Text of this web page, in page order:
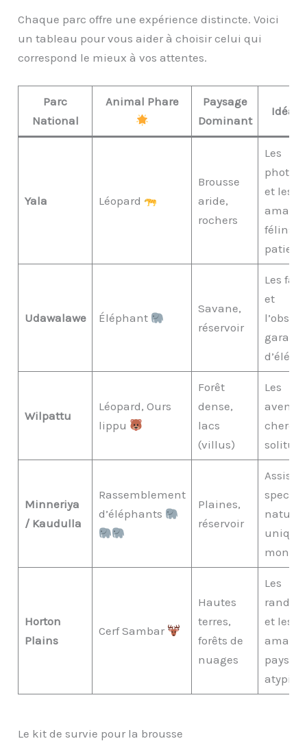
Chaque parc offre une expérience distincte. Voici
un tableau pour vous aider à choisir celui qui
correspond le mieux à vos attentes.
Parc
National
Animal Phare
Paysage
Dominant
Idéal
Yala Léopard
Brousse
aride,
rochers
Les
et les
félins
Udawalawe Éléphant
Savane,
réservoir
Les
et
Wilpattu
Léopard, Ours
lippu
Forêt
dense,
lacs
(villus)
Les
solitude
Minneriya
/ Kaudulla
Rassemblement
d’éléphants
Plaines,
réservoir
naturel
unique
monde
Horton
Plains
Cerf Sambar
Hautes
terres,
forêts de
nuages
Les
et les
Le kit de survie pour la brousse